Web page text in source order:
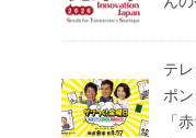
テ
ポ
「